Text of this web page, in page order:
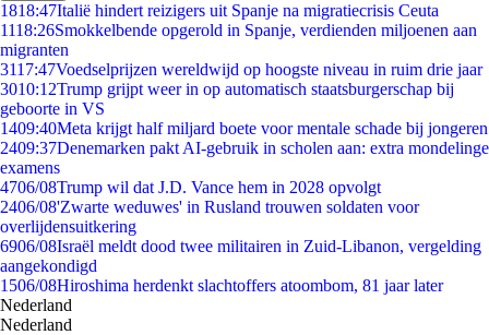
1818:47Italië hindert reizigers uit Spanje na migratiecrisis Ceuta
1118:26Smokkelbende opgerold in Spanje, verdienden miljoenen aan
migranten
3117:47Voedselprijzen wereldwijd op hoogste niveau in ruim drie jaar
3010:12Trump grijpt weer in op automatisch staatsburgerschap bij
geboorte in VS
1409:40Meta krijgt half miljard boete voor mentale schade bij jongeren
2409:37Denemarken pakt AI-gebruik in scholen aan: extra mondelinge
examens
4706/08Trump wil dat J.D. Vance hem in 2028 opvolgt
2406/08'Zwarte weduwes' in Rusland trouwen soldaten voor
overlijdensuitkering
6906/08Israël meldt dood twee militairen in Zuid-Libanon, vergelding
aangekondigd
1506/08Hiroshima herdenkt slachtoffers atoombom, 81 jaar later
Nederland
Nederland